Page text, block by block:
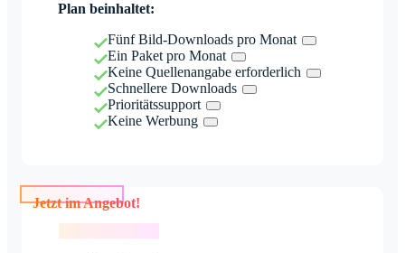
Plan beinhaltet:
Fünf Bild-Downloads pro Monat
Ein Paket pro Monat
Keine Quellenangabe erforderlich
Schnellere Downloads
Prioritätssupport
Keine Werbung
Jetzt im Angebot!